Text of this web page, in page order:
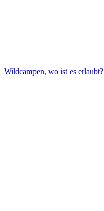
Wildcampen, wo ist es erlaubt?